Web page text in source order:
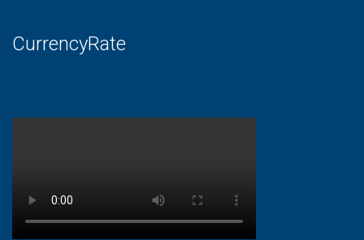
CurrencyRate